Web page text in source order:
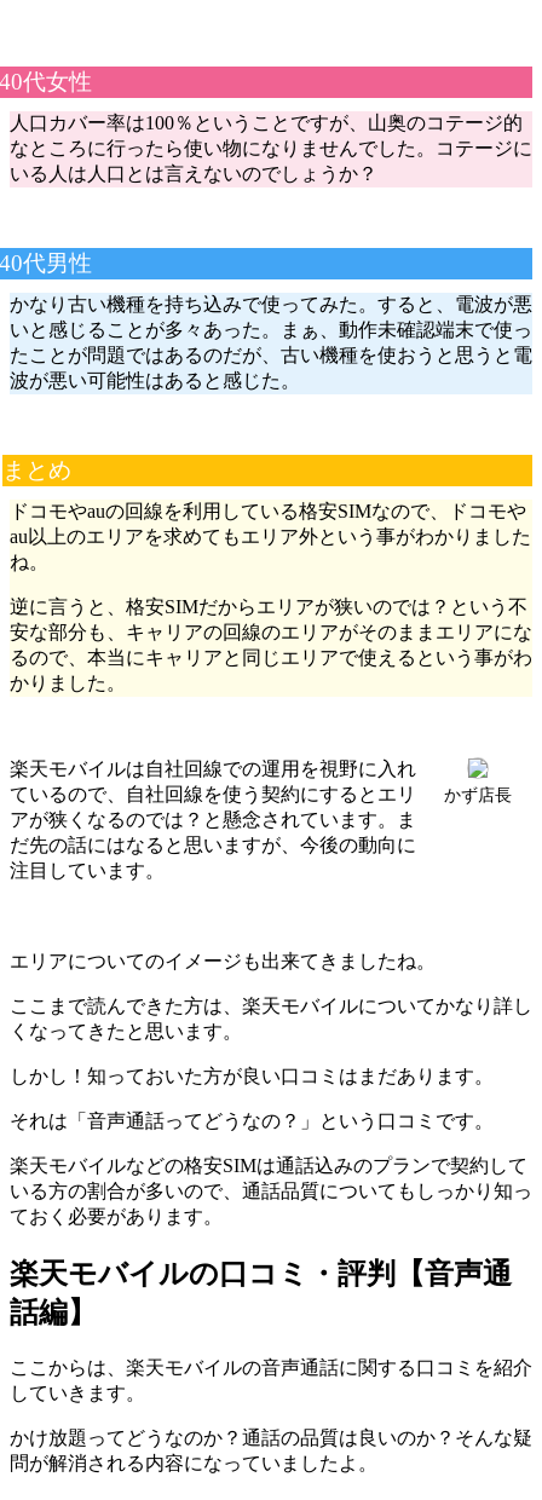
40代女性
人口カバー率は100％ということですが、山奥のコテージ的
なところに行ったら使い物になりませんでした。コテージに
いる人は人口とは言えないのでしょうか？
40代男性
かなり古い機種を持ち込みで使ってみた。すると、電波が悪
いと感じることが多々あった。まぁ、動作未確認端末で使っ
たことが問題ではあるのだが、古い機種を使おうと思うと電
波が悪い可能性はあると感じた。
まとめ
ドコモやauの回線を利用している格安SIMなので、ドコモや
au以上のエリアを求めてもエリア外という事がわかりました
ね。
逆に言うと、格安SIMだからエリアが狭いのでは？という不
安な部分も、キャリアの回線のエリアがそのままエリアにな
るので、本当にキャリアと同じエリアで使えるという事がわ
かりました。
楽天モバイルは自社回線での運用を視野に入れ
ているので、自社回線を使う契約にするとエリ
アが狭くなるのでは？と懸念されています。ま
だ先の話にはなると思いますが、今後の動向に
注目しています。
かず店長
エリアについてのイメージも出来てきましたね。
ここまで読んできた方は、楽天モバイルについてかなり詳し
くなってきたと思います。
しかし！知っておいた方が良い口コミはまだあります。
それは「音声通話ってどうなの？」という口コミです。
楽天モバイルなどの格安SIMは通話込みのプランで契約して
いる方の割合が多いので、通話品質についてもしっかり知っ
ておく必要があります。
楽天モバイルの口コミ・評判【音声通
話編】
ここからは、楽天モバイルの音声通話に関する口コミを紹介
していきます。
かけ放題ってどうなのか？通話の品質は良いのか？そんな疑
問が解消される内容になっていましたよ。